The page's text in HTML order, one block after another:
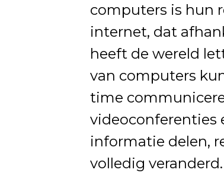
computers is hun
internet, dat
heeft de wereld
van computers
time
videoconferenties
informatie delen,
volledig veranderd.